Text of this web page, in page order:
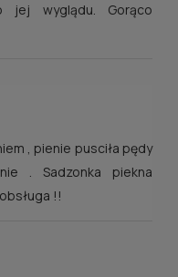
jej wyglądu. Gorąco
, pienie pusciła pędy
. Sadzonka piekna
!!